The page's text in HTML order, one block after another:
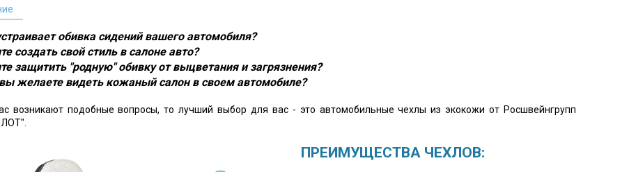
обивка сидений вашего автомобиля?
создать свой стиль в салоне авто?
защитить "родную" обивку от выцветания и загрязнения?
желаете видеть кожаный салон в своем автомобиле?
возникают подобные вопросы, то лучший выбор для вас - это автомобильные чехлы из экокожи от Росшвейнгрупп
ПРЕИМУЩЕСТВА ЧЕХЛОВ: